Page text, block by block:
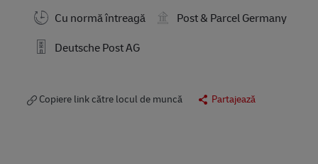
Cu normă întreagă
Post & Parcel Germany
Deutsche Post AG
Copiere link către locul de muncă Partajează